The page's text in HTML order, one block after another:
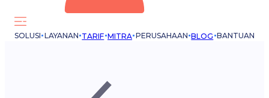
SOLUSI LAYANAN TARIF MITRA PERUSAHAAN BLOG BANTUAN